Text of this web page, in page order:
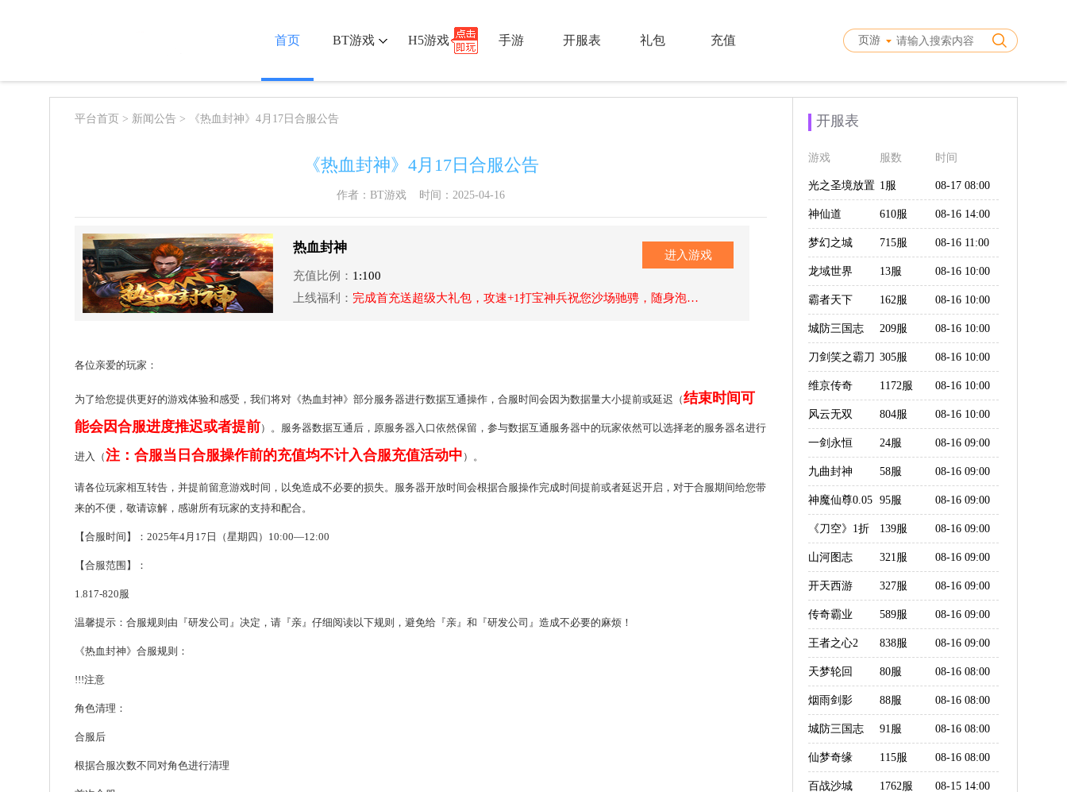
首页 BT游戏 H5游戏 手游 开服表 礼包 充值 页游
平台首页 > 新闻公告 > 《热血封神》4月17日合服公告
《热血封神》4月17日合服公告
作者：BT游戏 时间：2025-04-16
热血封神
充值比例： 1:100
上线福利： 完成首充送超级大礼包，攻速+1打宝神兵祝您沙场驰骋，随身泡点祝您等级飞升
进入游戏
各位亲爱的玩家：
为了给您提供更好的游戏体验和感受，我们将对《热血封神》部分服务器进行数据互通操作，合服时间会因为数据量大小提前或延迟（结束时间可
能会因合服进度推迟或者提前）。服务器数据互通后，原服务器入口依然保留，参与数据互通服务器中的玩家依然可以选择老的服务器名进行
进入（注：合服当日合服操作前的充值均不计入合服充值活动中 ）。
请各位玩家相互转告，并提前留意游戏时间，以免造成不必要的损失。服务器开放时间会根据合服操作完成时间提前或者延迟开启，对于合服期间给您带
来的不便，敬请谅解，感谢所有玩家的支持和配合。
【合服时间】：2025年4月17日（星期四）10:00—12:00
【合服范围】：
1.817-820服
温馨提示：合服规则由『研发公司』决定，请『亲』仔细阅读以下规则，避免给『亲』和『研发公司』造成不必要的麻烦！
《热血封神》合服规则：
!!!注意
角色清理：
合服后
根据合服次数不同对角色进行清理
开服表
游戏 服数 时间
光之圣境放置
次元（0.1折福
利版）
1服 08-17 08:00
神仙道 610服 08-16 14:00
梦幻之城 715服 08-16 11:00
龙域世界 13服 08-16 10:00
霸者天下 162服 08-16 10:00
城防三国志 209服 08-16 10:00
刀剑笑之霸刀 305服 08-16 10:00
维京传奇 1172服 08-16 10:00
风云无双 804服 08-16 10:00
一剑永恒 24服 08-16 09:00
九曲封神 58服 08-16 09:00
神魔仙尊0.05
折
95服 08-16 09:00
《刀空》1折
版
139服 08-16 09:00
山河图志 321服 08-16 09:00
开天西游 327服 08-16 09:00
传奇霸业 589服 08-16 09:00
王者之心2 838服 08-16 09:00
天梦轮回 80服 08-16 08:00
烟雨剑影 88服 08-16 08:00
城防三国志
（0.1折创角送
百抽）
91服 08-16 08:00
仙梦奇缘 115服 08-16 08:00
百战沙城 1762服 08-15 14:00